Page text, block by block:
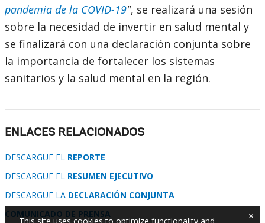
pandemia de la COVID-19", se realizará una sesión
sobre la necesidad de invertir en salud mental y
se finalizará con una declaración conjunta sobre
la importancia de fortalecer los sistemas
sanitarios y la salud mental en la región.
ENLACES RELACIONADOS
DESCARGUE EL REPORTE
DESCARGUE EL RESUMEN EJECUTIVO
DESCARGUE LA DECLARACIÓN CONJUNTA
COMUNICADO DE PRENSA
×